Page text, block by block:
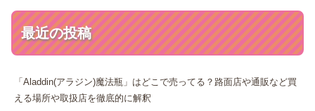
最近の投稿
「Aladdin(アラジン)魔法瓶」はどこで売ってる？路面店や通販など買
える場所や取扱店を徹底的に解釈